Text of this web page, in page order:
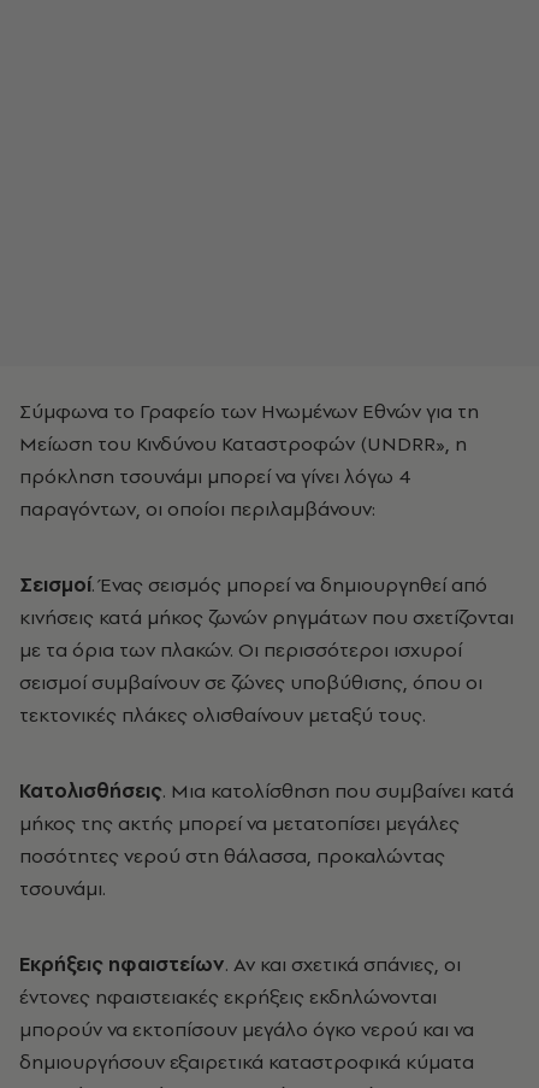
Σύμφωνα το Γραφείο των Ηνωμένων Εθνών για τη
Μείωση του Κινδύνου Καταστροφών (UNDRR», η
πρόκληση τσουνάμι μπορεί να γίνει λόγω 4
παραγόντων, οι οποίοι περιλαμβάνουν:
Σεισμοί. Ένας σεισμός μπορεί να δημιουργηθεί από
κινήσεις κατά μήκος ζωνών ρηγμάτων που σχετίζονται
με τα όρια των πλακών. Οι περισσότεροι ισχυροί
σεισμοί συμβαίνουν σε ζώνες υποβύθισης, όπου οι
τεκτονικές πλάκες ολισθαίνουν μεταξύ τους.
Κατολισθήσεις. Μια κατολίσθηση που συμβαίνει κατά
μήκος της ακτής μπορεί να μετατοπίσει μεγάλες
ποσότητες νερού στη θάλασσα, προκαλώντας
τσουνάμι.
Εκρήξεις ηφαιστείων. Αν και σχετικά σπάνιες, οι
έντονες ηφαιστειακές εκρήξεις εκδηλώνονται
μπορούν να εκτοπίσουν μεγάλο όγκο νερού και να
δημιουργήσουν εξαιρετικά καταστροφικά κύματα